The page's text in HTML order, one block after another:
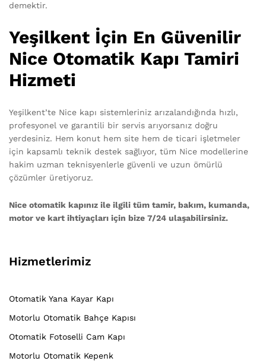
demektir.
Yeşilkent İçin En Güvenilir
Nice Otomatik Kapı Tamiri
Hizmeti
Yeşilkent’te Nice kapı sistemleriniz arızalandığında hızlı,
profesyonel ve garantili bir servis arıyorsanız doğru
yerdesiniz. Hem konut hem site hem de ticari işletmeler
için kapsamlı teknik destek sağlıyor, tüm Nice modellerine
hakim uzman teknisyenlerle güvenli ve uzun ömürlü
çözümler üretiyoruz.
Nice otomatik kapınız ile ilgili tüm tamir, bakım, kumanda,
motor ve kart ihtiyaçları için bize 7/24 ulaşabilirsiniz.
Hizmetlerimiz
Otomatik Yana Kayar Kapı
Motorlu Otomatik Bahçe Kapısı
Otomatik Fotoselli Cam Kapı
Motorlu Otomatik Kepenk